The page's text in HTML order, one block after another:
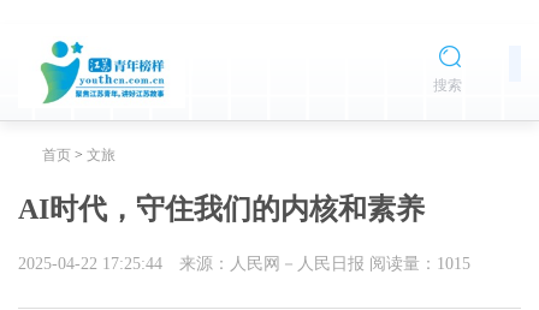
搜索
首页 > 文旅
AI时代，守住我们的内核和素养
2025-04-22 17:25:44 来源：人民网－人民日报 阅读量： 1015